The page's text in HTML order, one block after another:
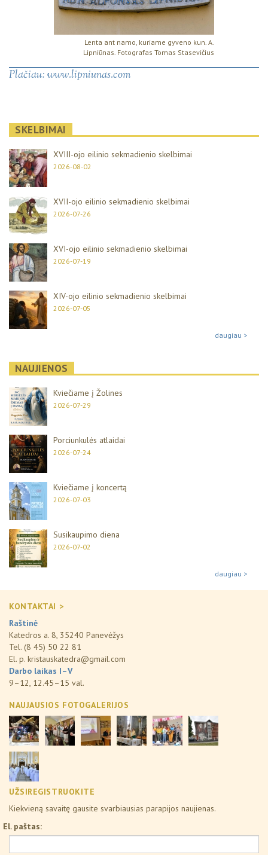
Lenta ant namo, kuriame gyveno kun. A.
Lipniūnas. Fotografas Tomas Stasevičius
Plačiau:www.lipniunas.com
SKELBIMAI
XVIII-ojo eilinio sekmadienio skelbimai
2026-08-02
XVII-ojo eilinio sekmadienio skelbimai
2026-07-26
XVI-ojo eilinio sekmadienio skelbimai
2026-07-19
XIV-ojo eilinio sekmadienio skelbimai
2026-07-05
daugiau >
NAUJIENOS
Kviečiame į Žolines
2026-07-29
Porciunkulės atlaidai
2026-07-24
Kviečiame į koncertą
2026-07-03
Susikaupimo diena
2026-07-02
daugiau >
KONTAKTAI >
Raštinė
Katedros a. 8, 35240 Panevėžys
Tel. (8 45) 50 22 81
El. p. kristauskatedra@gmail.com
Darbo laikas I–V
9–12, 12.45–15 val.
NAUJAUSIOS FOTOGALERIJOS
UŽSIREGISTRUOKITE
Kiekvieną savaitę gausite svarbiausias parapijos naujienas.
El. paštas: